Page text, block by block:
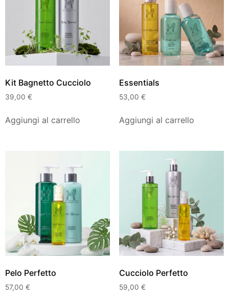
Kit Bagnetto Cucciolo
39,00 €
Aggiungi al carrello
Essentials
53,00 €
Aggiungi al carrello
Pelo Perfetto
57,00 €
Cucciolo Perfetto
59,00 €